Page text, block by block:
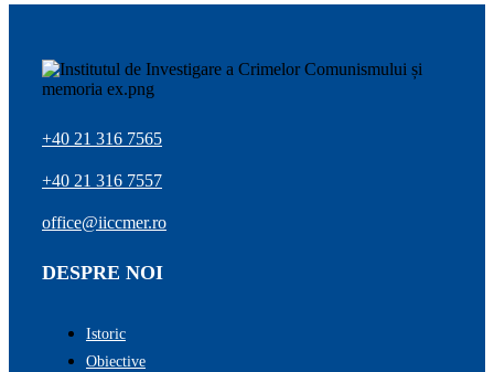
+40 21 316 7565
+40 21 316 7557
office@iiccmer.ro
DESPRE NOI
Istoric
Obiective